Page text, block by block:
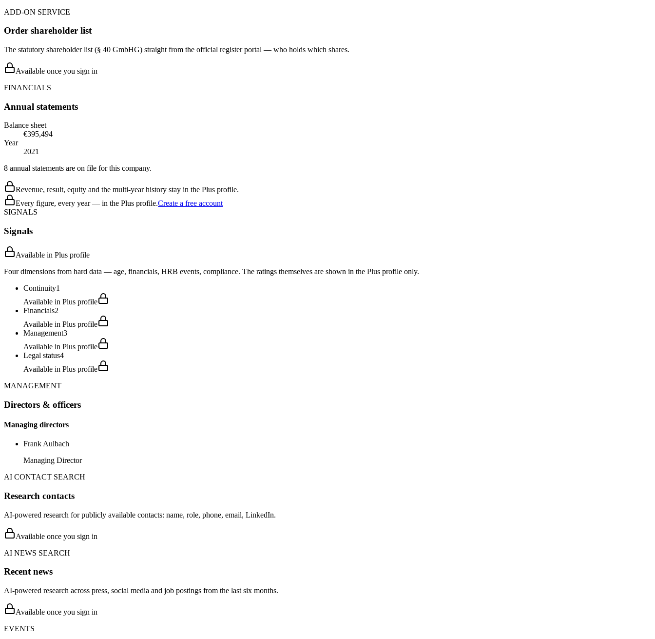
ADD-ON SERVICE
Order shareholder list
The statutory shareholder list (§ 40 GmbHG) straight from the official register portal — who holds which shares.
Available once you sign in
FINANCIALS
Annual statements
Balance sheet
€395,494
Year
2021
8 annual statements are on file for this company.
Revenue, result, equity and the multi-year history stay in the Plus profile.
Every figure, every year — in the Plus profile.Create a free account
SIGNALS
Signals
Available in Plus profile
Four dimensions from hard data — age, financials, HRB events, compliance. The ratings themselves are shown in the Plus profile only.
Continuity1
Available in Plus profile
Financials2
Available in Plus profile
Management3
Available in Plus profile
Legal status4
Available in Plus profile
MANAGEMENT
Directors & officers
Managing directors
Frank Aulbach
Managing Director
AI CONTACT SEARCH
Research contacts
AI-powered research for publicly available contacts: name, role, phone, email, LinkedIn.
Available once you sign in
AI NEWS SEARCH
Recent news
AI-powered research across press, social media and job postings from the last six months.
Available once you sign in
EVENTS